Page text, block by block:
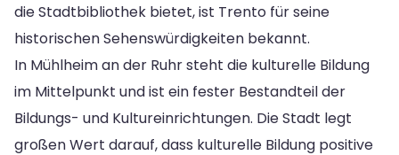
die Stadtbibliothek bietet, ist Trento für seine
historischen Sehenswürdigkeiten bekannt.
In Mühlheim an der Ruhr steht die kulturelle Bildung
im Mittelpunkt und ist ein fester Bestandteil der
Bildungs- und Kultureinrichtungen. Die Stadt legt
großen Wert darauf, dass kulturelle Bildung positive